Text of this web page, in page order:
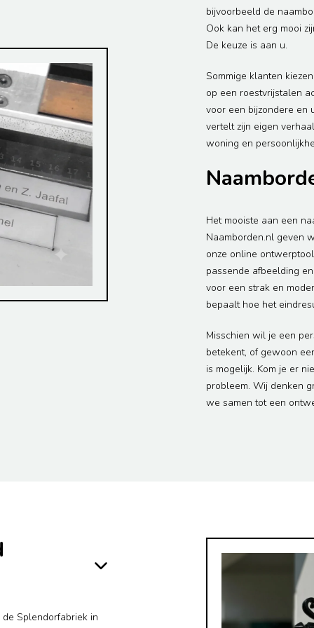
bijvoorbeeld de
Ook kan het erg mooi
De keuze is aan u.
Sommige klanten
op een roestvrijstalen
voor een bijzondere en
vertelt zijn eigen
woning en
Het mooiste aan een
Naamborden.nl geven
onze online
passende afbeelding
voor een strak en
bepaalt hoe het
Misschien wil je een
betekent, of gewoon
is mogelijk. Kom je er
probleem. Wij denken
we samen tot een
Splendorfabriek in